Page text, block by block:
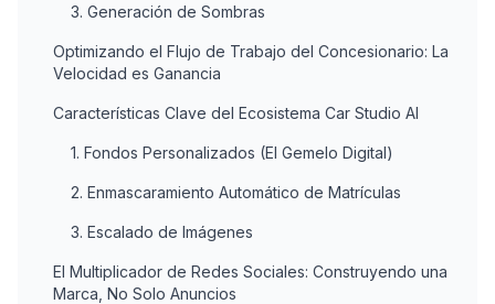
3. Generación de Sombras
Optimizando el Flujo de Trabajo del Concesionario: La
Velocidad es Ganancia
Características Clave del Ecosistema Car Studio AI
1. Fondos Personalizados (El Gemelo Digital)
2. Enmascaramiento Automático de Matrículas
3. Escalado de Imágenes
El Multiplicador de Redes Sociales: Construyendo una
Marca, No Solo Anuncios